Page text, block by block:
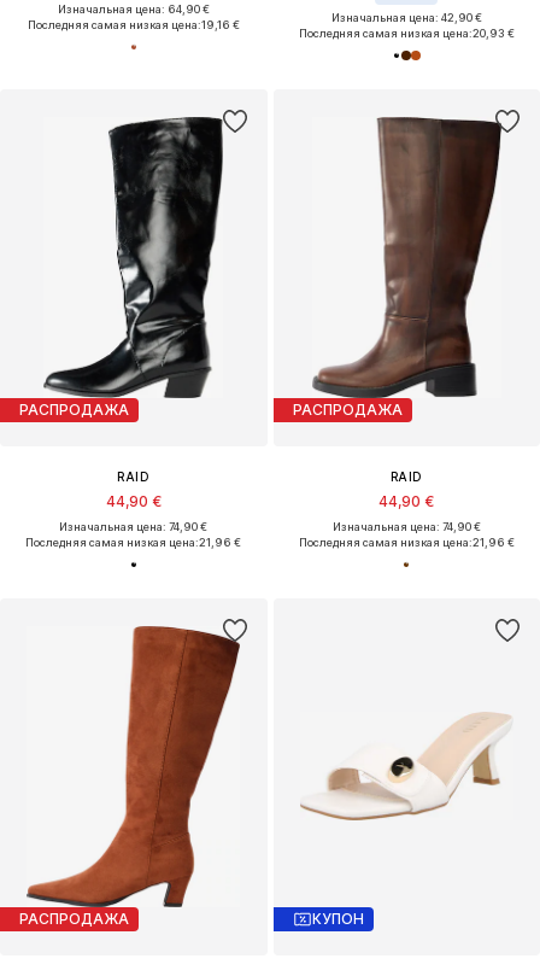
Изначальная цена: 64,90 €
Последняя самая низкая цена:19,16 €
Изначальная цена: 42,90 €
Последняя самая низкая цена:20,93 €
РАСПРОДАЖА
RAID
44,90 €
Изначальная цена: 74,90 €
Последняя самая низкая цена:21,96 €
РАСПРОДАЖА
RAID
44,90 €
Изначальная цена: 74,90 €
Последняя самая низкая цена:21,96 €
РАСПРОДАЖА КУПОН